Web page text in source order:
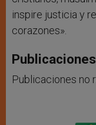
inspire justicia y
corazones».
Publicaciones no